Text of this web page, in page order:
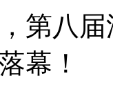
第八
幕！